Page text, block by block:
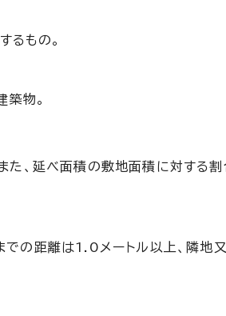
るもの。
物。
、延べ面積の敷地面積に対する
の距離は1.0メートル以上、隣地又